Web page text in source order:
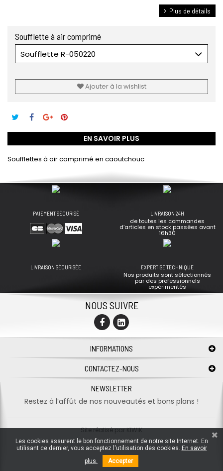
Plus de détails
Soufflette à air comprimé
Soufflette R-050220
Ajouter à la wishlist
EN SAVOIR PLUS
Soufflettes à air comprimé en caoutchouc
PAIEMENT SÉCURISÉ LIVRAISON 24H
de toutes les commandes
d’articles en stock passées avant
16h30
LIVRAISON SÉCURISÉE EXPERTISE TECHNIQUE
Nos produits sont sélectionnés
par des professionnels
expérimentés
NOUS SUIVRE
INFORMATIONS
CONTACTEZ-NOUS
NEWSLETTER
Restez à l’affût de nos nouveautés et bons plans !
Site réalisé parKIWIK
Les cookies assurent le bon fonctionnement de notre site Internet. En
utilisant ce dernier, vous acceptez l'utilisation des cookies. En savoir
plus.
Accepter